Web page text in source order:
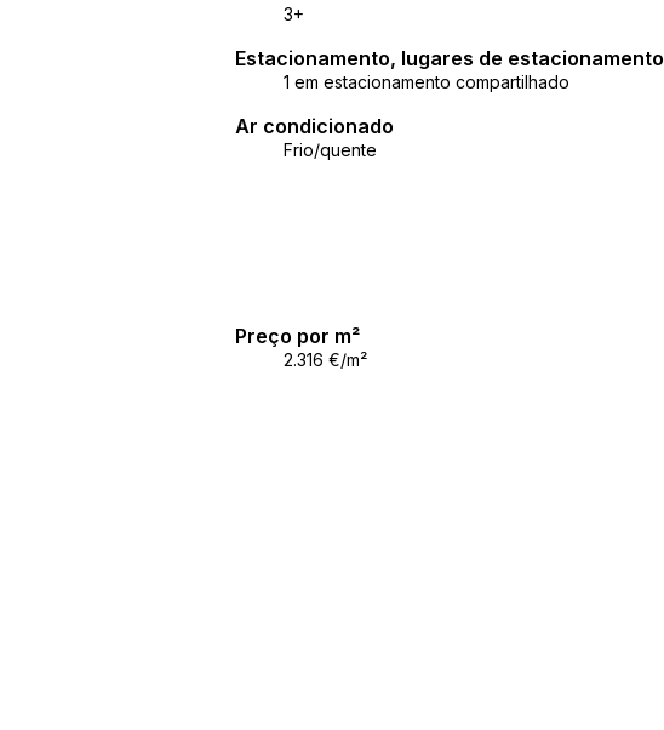
3+
Estacionamento, lugares de estacionamento
1 em estacionamento compartilhado
Ar condicionado
Frio/quente
Preço por m²
2.316 €/m²